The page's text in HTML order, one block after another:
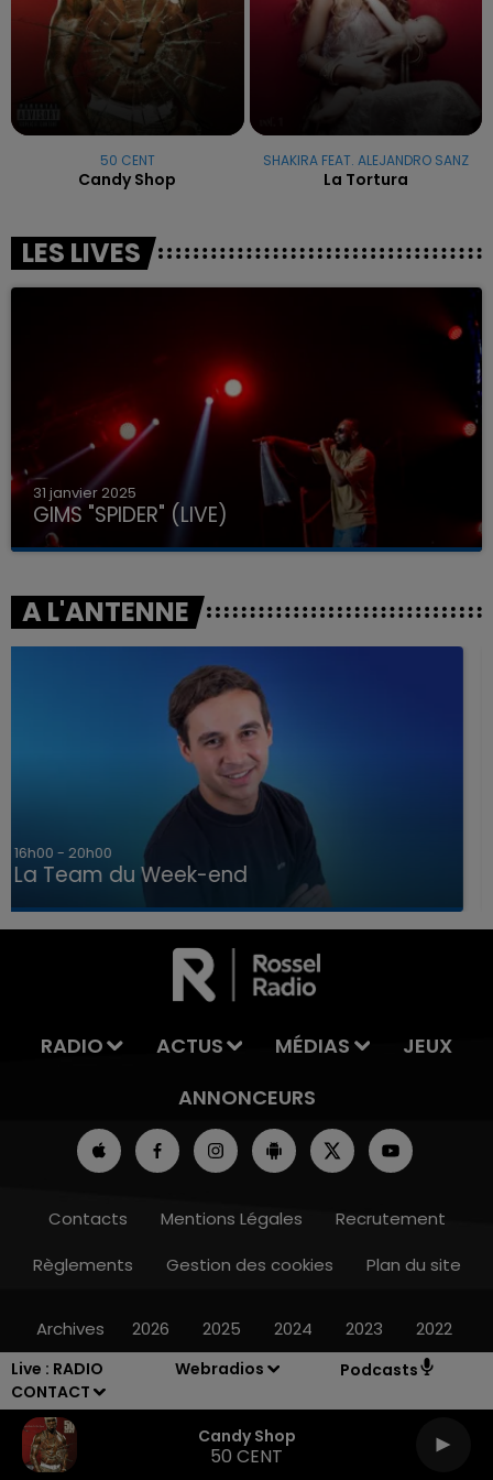
Live : RADIO
CONTACT
Webradios Podcasts
Candy Shop
50 CENT
LA TEAM DU WEEK-END
50 CENT
Candy Shop
SHAKIRA FEAT. ALEJANDRO SANZ
La Tortura
LES LIVES
31 janvier 2025
GIMS "SPIDER" (LIVE)
A L'ANTENNE
7h00 - 12h00
La Team du Week-end
RADIO ACTUS MÉDIAS
JEUX
ANNONCEURS
Contacts Mentions Légales
Recrutement
Règlements
Gestion des cookies Plan du site
Archives 2026 2025 2024 2023 2022